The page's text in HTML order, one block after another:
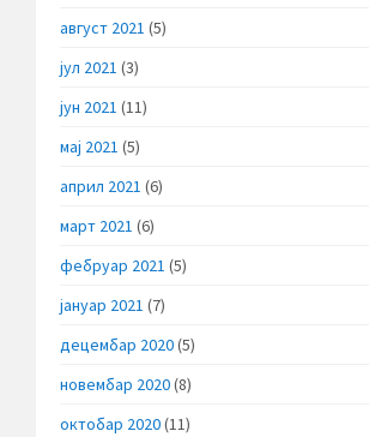
август 2021 (5)
јул 2021 (3)
јун 2021 (11)
мај 2021 (5)
април 2021 (6)
март 2021 (6)
фебруар 2021 (5)
јануар 2021 (7)
децембар 2020(5)
новембар 2020(8)
октобар 2020(11)